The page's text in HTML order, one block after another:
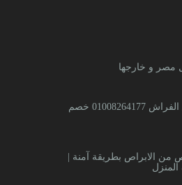
مصر و خارجها
مكافحة و ابادة بق الفراش 01008264177 خصم
الابراص بطريقة آمنة |